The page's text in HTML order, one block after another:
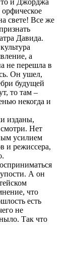
свете! Все же
Давида.
а
не перешла в
Он ушел,
будущей
то там –
некогда и
изданы,
Нет
усилием
и режиссера,
А он
что
есть
не
Так что